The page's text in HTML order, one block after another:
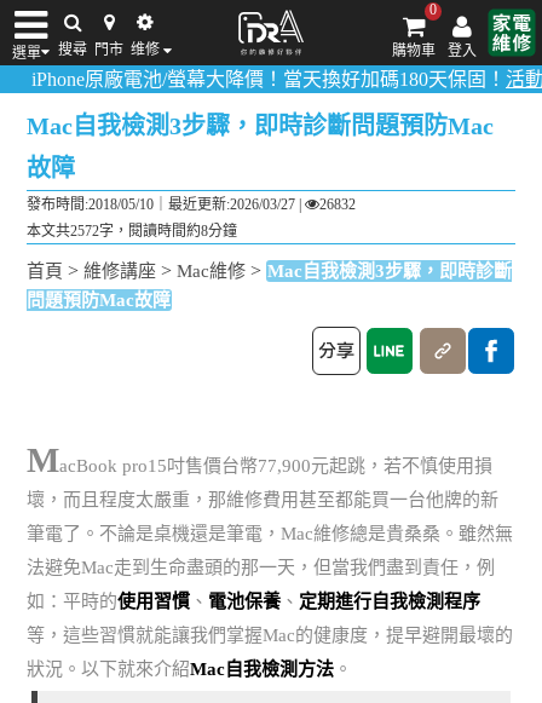
選單 搜尋 門市 维修 登入
0
購物車
iPhone維修/價格 筆電維修/價格 Android手機維修/價格 MacBook維修/價
廠電池/螢幕大降價！當天換好加碼180天保固！活動詳情請點
Mac自我檢測3步驟，即時診斷問題預防Mac
故障
發布時間:2018/05/10｜最近更新:2026/03/27 |
26832
本文共2572字，閱讀時間約8分鐘
首頁 >維修講座 >Mac維修 > Mac自我檢測3步驟，即時診斷
問題預防Mac故障
MacBook pro15吋售價台幣77,900元起跳，若不慎使用損
壞，而且程度太嚴重，那維修費用甚至都能買一台他牌的新
筆電了。不論是桌機還是筆電，Mac維修總是貴桑桑。雖然無
法避免Mac走到生命盡頭的那一天，但當我們盡到責任，例
如：平時的使用習慣 、 電池保養 、 定期進行自我檢測程序
等，這些習慣就能讓我們掌握Mac的健康度，提早避開最壞的
狀況。以下就來介紹Mac自我檢測方法 。